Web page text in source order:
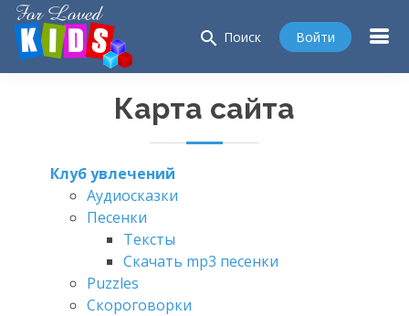
search Поиск Войти
Карта сайта
Клуб увлечений
Аудиосказки
Песенки
Тексты
Скачать mp3 песенки
Puzzles
Скороговорки